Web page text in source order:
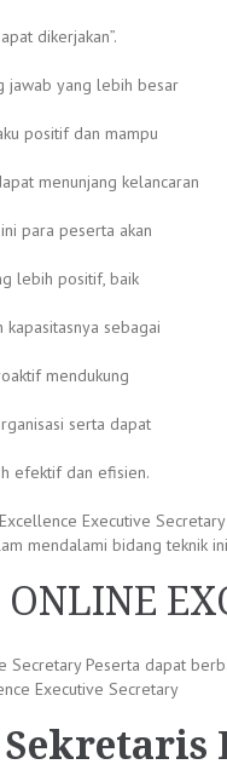
dikerjakan”.
jawab yang lebih besar
positif dan mampu
menunjang kelancaran
para peserta akan
lebih positif, baik
sebagai
mendukung
serta dapat
efektif dan efisien.
Executive
mendalami bidang teknik
Secretary Peserta dapat
Executive Secretary